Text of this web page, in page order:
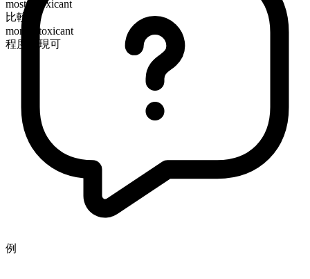
most intoxicant
比較級
more intoxicant
程度表現可
例